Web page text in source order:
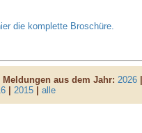
die komplette Broschüre.
Meldungen aus dem Jahr: 2026|
| 2015| alle